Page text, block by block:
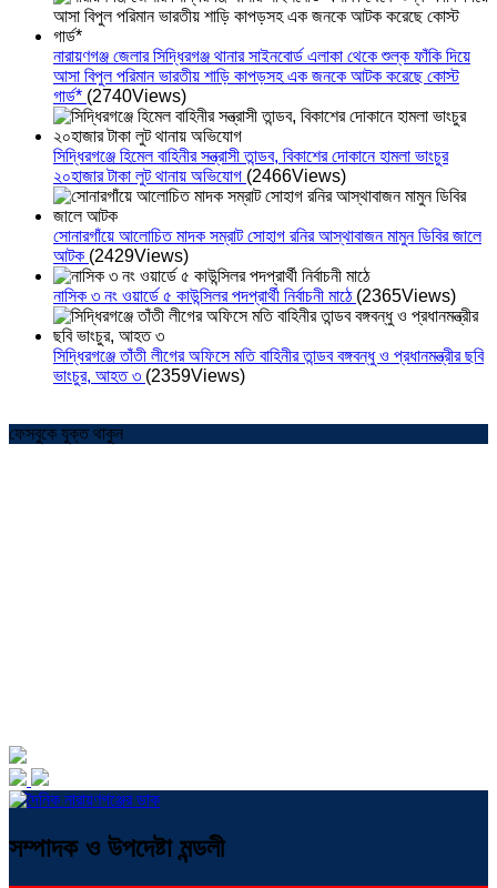
নারায়ণগঞ্জ জেলার সিদ্ধিরগঞ্জ থানার সাইনবোর্ড এলাকা থেকে শুল্ক ফাঁকি দিয়ে
আসা বিপুল পরিমান ভারতীয় শাড়ি কাপড়সহ এক জনকে আটক করেছে কোস্ট
গার্ড* (2740Views)
সিদ্ধিরগঞ্জে হিমেল বাহিনীর সন্ত্রাসী তান্ডব, বিকাশের দোকানে হামলা ভাংচুর
২০হাজার টাকা লুট থানায় অভিযোগ (2466Views)
সোনারগাঁয়ে আলোচিত মাদক সম্রাট সোহাগ রনির আস্থাবাজন মামুন ডিবির জালে
আটক (2429Views)
নাসিক ৩ নং ওয়ার্ডে ৫ কাউন্সিলর পদপ্রার্থী নির্বাচনী মাঠে (2365Views)
সিদ্ধিরগঞ্জে তাঁতী লীগের অফিসে মতি বাহিনীর তান্ডব বঙ্গবন্ধু ও প্রধানমন্ত্রীর ছবি
ভাংচুর, আহত ৩ (2359Views)
ফেসবুকে যুক্ত থাকুন
সম্পাদক ও উপদেষ্টা মন্ডলী